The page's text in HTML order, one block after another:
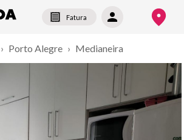
Fatura
› Porto Alegre › Medianeira